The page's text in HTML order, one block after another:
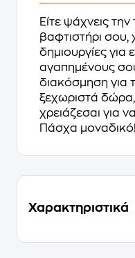
Είτε ψάχνεις
βαφτιστήρι σου,
δημιουργίες για
αγαπημένους
διακόσμηση για
ξεχωριστά δώρα,
χρειάζεσαι για
Πάσχα μοναδικό!
Χαρακτηριστικά